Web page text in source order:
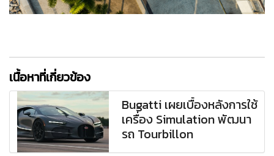
เนื้อหาที่เกี่ยวข้อง
Bugatti เผยเบื้องหลังการใช้
เครื่อง Simulation พัฒนา
รถ Tourbillon